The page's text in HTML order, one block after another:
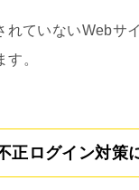
れていないWebサ
。
正ログイン対策